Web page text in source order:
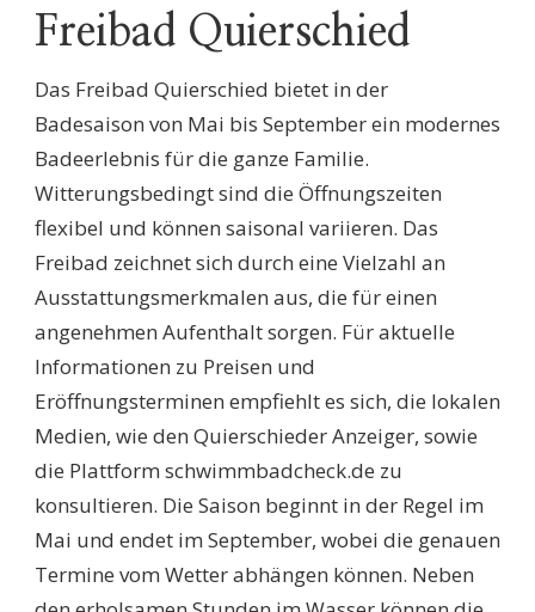
Freibad Quierschied
Das Freibad Quierschied bietet in der
Badesaison von Mai bis September ein modernes
Badeerlebnis für die ganze Familie.
Witterungsbedingt sind die Öffnungszeiten
flexibel und können saisonal variieren. Das
Freibad zeichnet sich durch eine Vielzahl an
Ausstattungsmerkmalen aus, die für einen
angenehmen Aufenthalt sorgen. Für aktuelle
Informationen zu Preisen und
Eröffnungsterminen empfiehlt es sich, die lokalen
Medien, wie den Quierschieder Anzeiger, sowie
die Plattform schwimmbadcheck.de zu
konsultieren. Die Saison beginnt in der Regel im
Mai und endet im September, wobei die genauen
Termine vom Wetter abhängen können. Neben